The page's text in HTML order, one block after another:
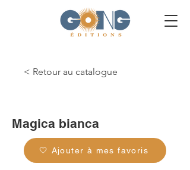
< Retour au catalogue
Magica bianca
🤍 Ajouter à mes favoris